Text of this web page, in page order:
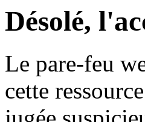
Désolé,
Le pare-feu
cette